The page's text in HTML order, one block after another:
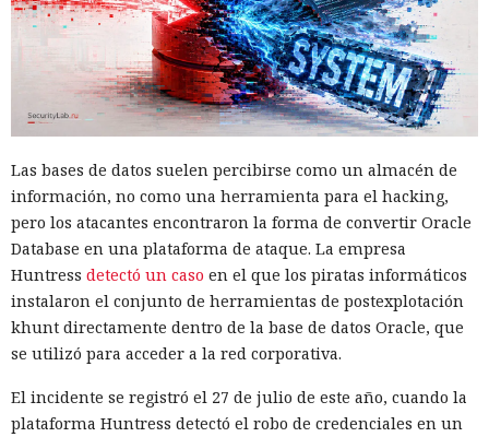
Las bases de datos suelen percibirse como un almacén de
información, no como una herramienta para el hacking,
pero los atacantes encontraron la forma de convertir Oracle
Database en una plataforma de ataque. La empresa
Huntress detectó un caso en el que los piratas informáticos
instalaron el conjunto de herramientas de postexplotación
khunt directamente dentro de la base de datos Oracle, que
se utilizó para acceder a la red corporativa.
El incidente se registró el 27 de julio de este año, cuando la
plataforma Huntress detectó el robo de credenciales en un